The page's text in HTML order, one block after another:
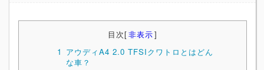
目次[非表示]
1 アウディA4 2.0 TFSIクワトロとはどん
な車？